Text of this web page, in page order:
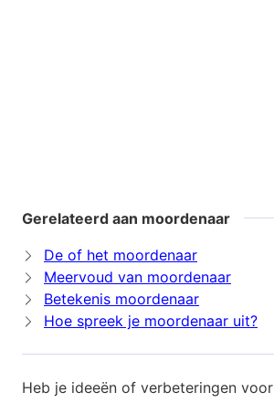
Gerelateerd aan moordenaar
De of het moordenaar
Meervoud van moordenaar
Betekenis moordenaar
Hoe spreek je moordenaar uit?
Heb je ideeën of verbeteringen voor